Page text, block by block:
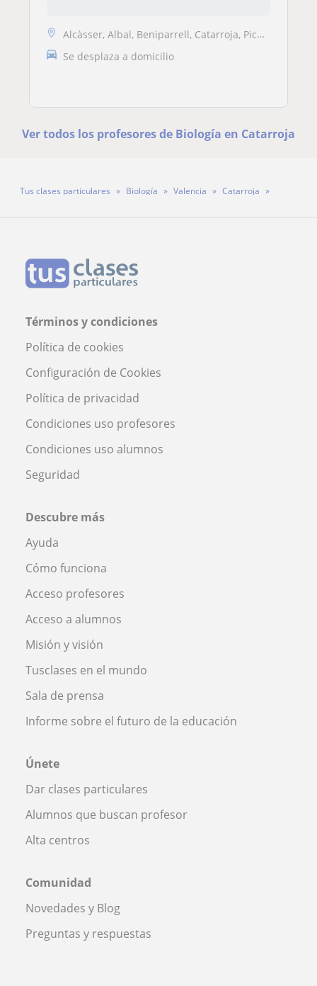
Alcàsser, Albal, Beniparrell, Catarroja, Picassent, Silla
Se desplaza a domicilio
Ver todos los profesores de Biología en Catarroja
Tus clases particulares Biología Valencia
Catarroja
Términos y condiciones
Política de cookies
Configuración de Cookies
Política de privacidad
Condiciones uso profesores
Condiciones uso alumnos
Seguridad
Descubre más
Ayuda
Cómo funciona
Acceso profesores
Acceso a alumnos
Misión y visión
Tusclases en el mundo
Sala de prensa
Informe sobre el futuro de la educación
Únete
Dar clases particulares
Alumnos que buscan profesor
Alta centros
Comunidad
Novedades y Blog
Preguntas y respuestas